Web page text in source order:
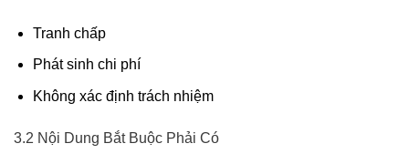
Tranh chấp
Phát sinh chi phí
Không xác định trách nhiệm
3.2 Nội Dung Bắt Buộc Phải Có